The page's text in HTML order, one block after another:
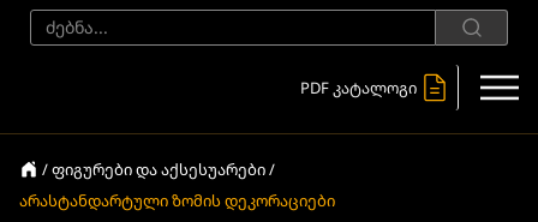
PDF კატალოგი
/ ფიგურები და აქსესუარები /
არასტანდარტული ზომის დეკორაციები